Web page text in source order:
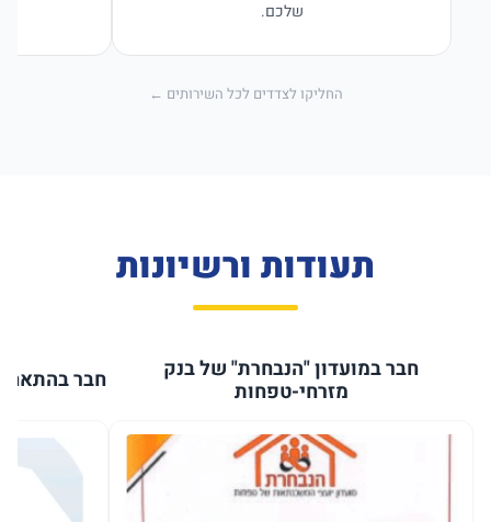
שלכם.
החליקו לצדדים לכל השירותים ←
תעודות ורשיונות
חבר במועדון "הנבחרת" של בנק
מזרחי-טפחות חבר